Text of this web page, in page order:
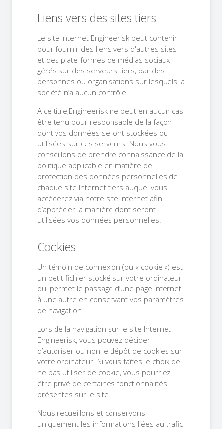
Liens vers des sites tiers
Le site Internet Engineerisk peut contenir
pour fournir des liens vers d'autres sites
et des plate-formes de médias sociaux
gérés sur des serveurs tiers, par des
personnes ou organisations sur lesquels la
société n’a aucun contrôle.
A ce titre,Engineerisk ne peut en aucun cas
être tenu pour responsable de la façon
dont vos données seront stockées ou
utilisées sur ces serveurs. Nous vous
conseillons de prendre connaissance de la
politique applicable en matière de
protection des données personnelles de
chaque site Internet tiers auquel vous
accéderez via notre site Internet afin
d’apprécier la manière dont seront
utilisées vos données personnelles.
Cookies
Un témoin de connexion (ou « cookie ») est
un petit fichier stocké sur votre ordinateur
qui permet le passage d’une page Internet
à une autre en conservant vos paramètres
de navigation.
Lors de la navigation sur le site Internet
Engineerisk, vous pouvez décider
d’autoriser ou non le dépôt de cookies sur
votre ordinateur. Si vous faîtes le choix de
ne pas utiliser de cookie, vous pourriez
être privé de certaines fonctionnalités
présentes sur le site.
Nous recueillons et conservons
uniquement les informations liées au trafic